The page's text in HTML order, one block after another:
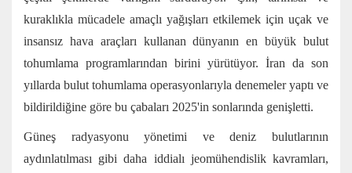
kuraklıkla mücadele amaçlı yağışları etkilemek için uçak ve
insansız hava araçları kullanan dünyanın en büyük bulut
tohumlama programlarından birini yürütüyor. İran da son
yıllarda bulut tohumlama operasyonlarıyla denemeler yaptı ve
bildirildiğine göre bu çabaları 2025'in sonlarında genişletti.
Güneş radyasyonu yönetimi ve deniz bulutlarının
aydınlatılması gibi daha iddialı jeomühendislik kavramları,